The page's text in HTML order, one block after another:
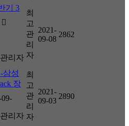
기 3
리자
최
고
관
리
자
2021-
09-08
2862
삼성
장
09-
리자
최
고
관
리
자
2021-
09-03
2890